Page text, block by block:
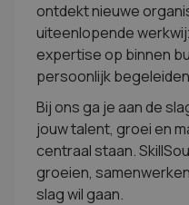
ontdekt nieuwe
uiteenlopende
expertise op binnen
persoonlijk
Bij ons ga je aan de
jouw talent, groei en
centraal staan.
groeien,
slag wil gaan.